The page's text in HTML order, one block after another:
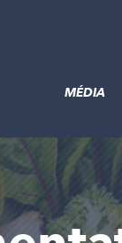
MÉDIA